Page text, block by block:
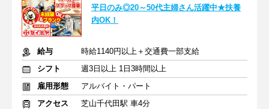
平日のみ◎20～50代主婦さん活躍中★扶養
内OK！
給与
時給1140円以上＋交通費一部支給
シフト
週3日以上 1日3時間以上
雇用形態
アルバイト・パート
アクセス
芝山千代田駅 車4分